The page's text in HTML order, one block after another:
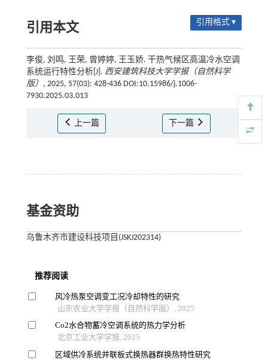
引用本文 引用格式 ▾
李俊, 刘鸣, 王荣, 曾婷婷, 王玉娇. 干热气候区高温冷水空调
系统运行特性分析[J]. 西安建筑科技大学学报（自然科学
版） , 2025, 57(03): 428-436 DOI:10.15986/j.1006-
7930.2025.03.013
上一篇 下一篇
基金资助
乌鲁木齐市建设科技项目(JSKJ202314)